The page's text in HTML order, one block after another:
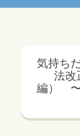
気持ち
法改
編）